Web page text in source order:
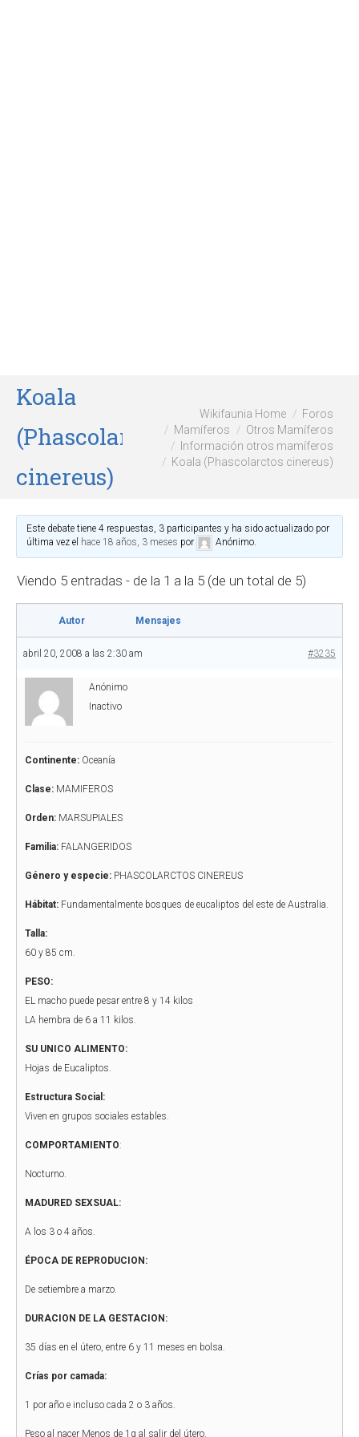
Koala
(Phascolarctos
cinereus)
Wikifaunia Home
Foros
Mamíferos
Otros Mamíferos
Información otros mamíferos
Koala (Phascolarctos cinereus)
Este debate tiene 4 respuestas, 3 participantes y ha sido actualizado por
última vez el hace 18 años, 3 meses por Anónimo.
Viendo 5 entradas - de la 1 a la 5 (de un total de 5)
Autor Mensajes
abril 20, 2008 a las 2:30 am #3235
Anónimo
Inactivo
Continente: Oceanía
Clase: MAMIFEROS
Orden: MARSUPIALES
Familia: FALANGERIDOS
Género y especie: PHASCOLARCTOS CINEREUS
Hábitat: Fundamentalmente bosques de eucaliptos del este de Australia.
Talla:
60 y 85 cm.
PESO:
EL macho puede pesar entre 8 y 14 kilos
LA hembra de 6 a 11 kilos.
SU UNICO ALIMENTO:
Hojas de Eucaliptos.
Estructura Social:
Viven en grupos sociales estables.
COMPORTAMIENTO:
Nocturno.
MADURED SEXSUAL:
A los 3 o 4 años.
ÉPOCA DE REPRODUCION:
De setiembre a marzo.
DURACION DE LA GESTACION:
35 días en el útero, entre 6 y 11 meses en bolsa.
Crías por camada:
1 por año e incluso cada 2 o 3 años.
Peso al nacer Menos de 1g al salir del útero.